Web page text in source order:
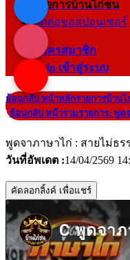
รายการบ้านไก่ชน
ติดต่อขอสปอนเซอร์
สมัครสมาชิก
login เข้าสู่ระบบ
ย้อนกลับ หน้าหลักรายการบ้าน
|ย้อนกลับ หน้ารวมรายการ: พูด
พูดจาภาษาไก่ : สายไม่ธร
วันที่อัพเดต :14/04/2569
คัดลอกลิ้งค์ เพื่อแชร์